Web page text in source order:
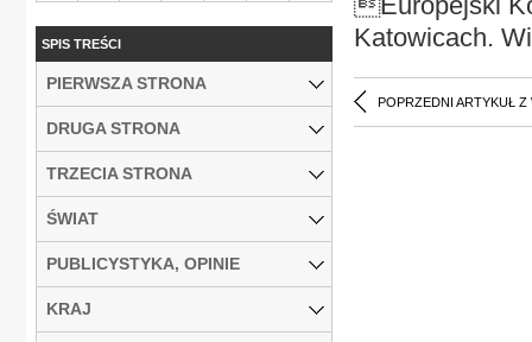
Katowicach.
POPRZEDNI ARTYKUŁ Z
SPIS TREŚCI
PIERWSZA STRONA
DRUGA STRONA
TRZECIA STRONA
ŚWIAT
PUBLICYSTYKA, OPINIE
KRAJ